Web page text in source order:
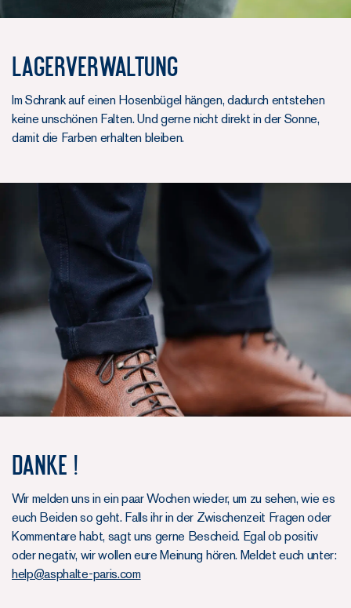
Lagerverwaltung
Im Schrank auf einen Hosenbügel hängen, dadurch entstehen
keine unschönen Falten. Und gerne nicht direkt in der Sonne,
damit die Farben erhalten bleiben.
Danke !
Wir melden uns in ein paar Wochen wieder, um zu sehen, wie es
euch Beiden so geht. Falls ihr in der Zwischenzeit Fragen oder
Kommentare habt, sagt uns gerne Bescheid. Egal ob positiv
oder negativ, wir wollen eure Meinung hören. Meldet euch unter:
help@asphalte-paris.com